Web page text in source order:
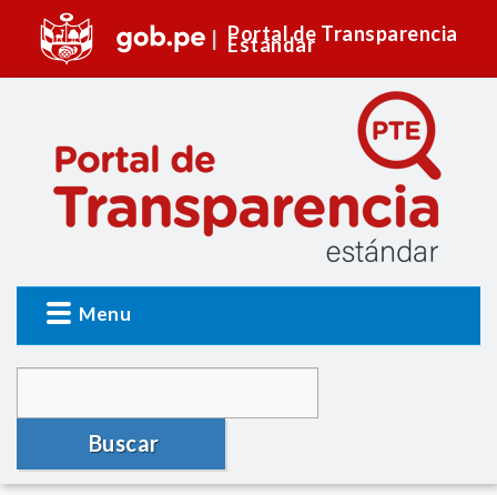
Portal de Transparencia
Estándar
Menu
Buscar